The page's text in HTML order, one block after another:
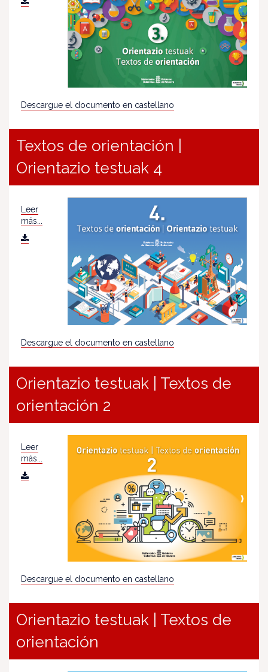
Descargue el documento en castellano
Textos de orientación |
Orientazio testuak 4
Leer
más...
Descargue el documento en castellano
Orientazio testuak | Textos de
orientación 2
Leer
más...
Descargue el documento en castellano
Orientazio testuak | Textos de
orientación